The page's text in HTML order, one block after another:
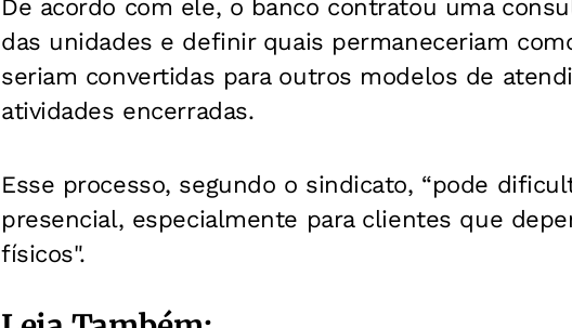
De acordo com ele, o banco contratou uma
das unidades e definir quais permaneceriam
seriam convertidas para outros modelos de
atividades encerradas.
Esse processo, segundo o sindicato, “pode
presencial, especialmente para clientes que
físicos".